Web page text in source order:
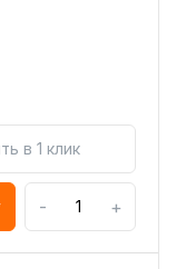
в 1 клик
- +